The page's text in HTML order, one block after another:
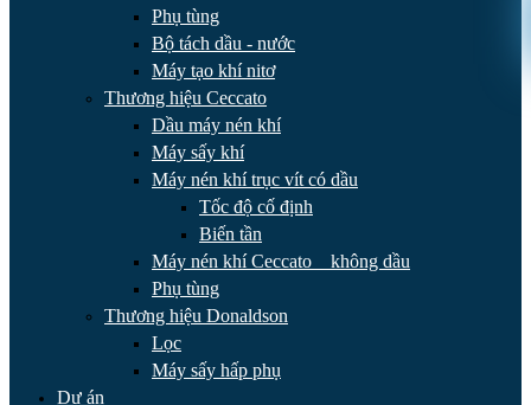
Phụ tùng
Bộ tách dầu - nước
Máy tạo khí nitơ
Thương hiệu Ceccato
Dầu máy nén khí
Máy sấy khí
Máy nén khí trục vít có dầu
Tốc độ cố định
Biến tần
Máy nén khí Ceccato _ không dầu
Phụ tùng
Thương hiệu Donaldson
Lọc
Máy sấy hấp phụ
Dự án